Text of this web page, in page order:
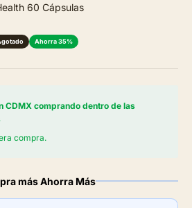
60 Cápsulas
Ahorra 35%
CDMX comprando dentro de las
compra.
más Ahorra Más